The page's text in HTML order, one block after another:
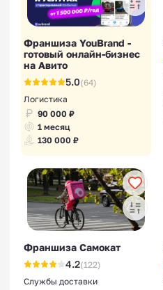
Франшиза YouBrand -
готовый онлайн-бизнес
на Авито
5.0(64)
Логистика
90 000 ₽
1 месяц
130 000 ₽
Франшиза Самокат
4.2(122)
Службы доставки